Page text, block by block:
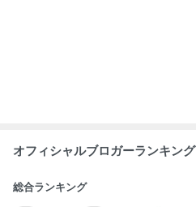
オフィシャルブロガーランキング
総合ランキング